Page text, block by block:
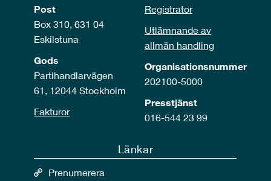
Post
Box 310, 631 04
Eskilstuna
Gods
Partihandlarvägen
61, 12044 Stockholm
Fakturor
Registrator
Utlämnande av
allmän handling
Organisationsnummer
202100-5000
Presstjänst
016-544 23 99
Länkar
Prenumerera